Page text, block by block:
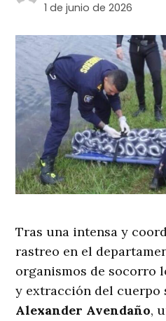
1 de junio de 2026
Tras una intensa y
rastreo en el
organismos de socorro
y extracción del cuerpo
Alexander Avendaño,